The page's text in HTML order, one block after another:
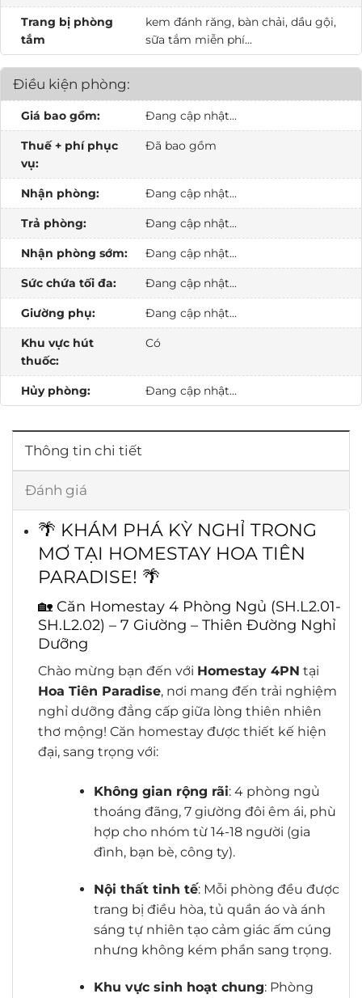
Trang bị phòng
tắm
kem đánh răng, bàn chải, dầu gội,
sữa tắm miễn phí...
Điều kiện phòng:
Giá bao gồm: Đang cập nhật...
Thuế + phí phục
vụ:
Đã bao gồm
Nhận phòng: Đang cập nhật...
Trả phòng: Đang cập nhật...
Nhận phòng sớm: Đang cập nhật...
Sức chứa tối đa: Đang cập nhật...
Giường phụ: Đang cập nhật...
Khu vực hút
thuốc:
Có
Hủy phòng: Đang cập nhật...
Thông tin chi tiết
Đánh giá
🌴 KHÁM PHÁ KỲ NGHỈ TRONG
MƠ TẠI HOMESTAY HOA TIÊN
PARADISE! 🌴
🏡 Căn Homestay 4 Phòng Ngủ (SH.L2.01-
SH.L2.02) – 7 Giường – Thiên Đường Nghỉ
Dưỡng
Chào mừng bạn đến với Homestay 4PN tại
Hoa Tiên Paradise, nơi mang đến trải nghiệm
nghỉ dưỡng đẳng cấp giữa lòng thiên nhiên
thơ mộng! Căn homestay được thiết kế hiện
đại, sang trọng với:
Không gian rộng rãi: 4 phòng ngủ
thoáng đãng, 7 giường đôi êm ái, phù
hợp cho nhóm từ 14-18 người (gia
đình, bạn bè, công ty).
Nội thất tinh tế: Mỗi phòng đều được
trang bị điều hòa, tủ quần áo và ánh
sáng tự nhiên tạo cảm giác ấm cúng
nhưng không kém phần sang trọng.
Khu vực sinh hoạt chung: Phòng